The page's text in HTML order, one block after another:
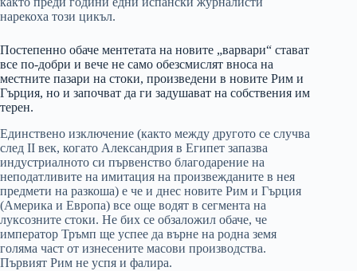
нарекоха този цикъл.
Постепенно обаче ментетата на новите „варвари“ стават
все по-добри и вече не само обезсмислят вноса на
местните пазари на стоки, произведени в новите Рим и
Гърция, но и започват да ги задушават на собствения им
терен.
Единствено изключение (както между другото се случва
след II век, когато Александрия в Египет запазва
индустриалното си първенство благодарение на
неподатливите на имитация на произвежданите в нея
предмети на разкоша) е че и днес новите Рим и Гърция
(Америка и Европа) все още водят в сегмента на
луксозните стоки. Не бих се обзаложил обаче, че
император Тръмп ще успее да върне на родна земя
голяма част от изнесените масови производства.
Първият Рим не успя и фалира.